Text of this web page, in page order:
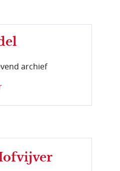
archief